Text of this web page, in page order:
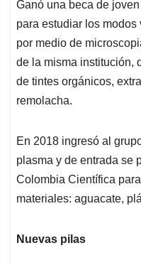
Ganó una beca de
para estudiar los
por medio de
de la misma institución,
de tintes orgánicos,
remolacha.
En 2018 ingresó al
plasma y de entrada se
Colombia Científica
materiales: aguacate,
Nuevas pilas